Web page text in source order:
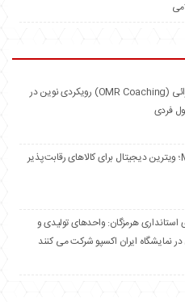
مدل مداخله‌ای عمرائی (OMR Coaching) رویکردی نوین در
فردی
Madeiniran.com؛ ویترین دیجیتال برای کالاهای رقابت‌پذیر
استانداری هرمزگان: واحدهای تولیدی و
در نمایشگاه ایران اکسپو شرکت می کنند